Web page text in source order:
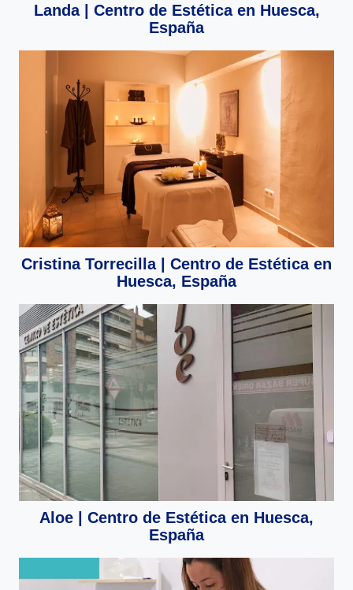
Landa | Centro de Estética en Huesca,
España
Cristina Torrecilla | Centro de Estética en
Huesca, España
Aloe | Centro de Estética en Huesca,
España